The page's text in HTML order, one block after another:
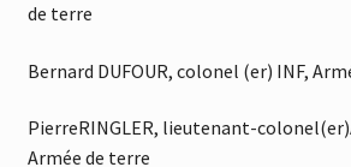
de terre
Bernard DUFOUR, colonel (er) INF,
PierreRINGLER, lieutenant-
Armée de terre